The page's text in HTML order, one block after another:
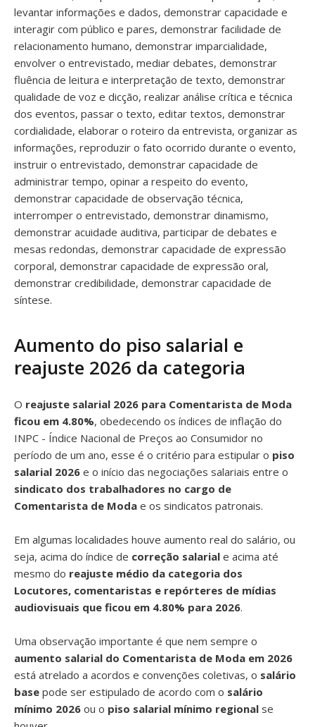
levantar informações e dados, demonstrar capacidade e
interagir com público e pares, demonstrar facilidade de
relacionamento humano, demonstrar imparcialidade,
envolver o entrevistado, mediar debates, demonstrar
fluência de leitura e interpretação de texto, demonstrar
qualidade de voz e dicção, realizar análise crítica e técnica
dos eventos, passar o texto, editar textos, demonstrar
cordialidade, elaborar o roteiro da entrevista, organizar as
informações, reproduzir o fato ocorrido durante o evento,
instruir o entrevistado, demonstrar capacidade de
administrar tempo, opinar a respeito do evento,
demonstrar capacidade de observação técnica,
interromper o entrevistado, demonstrar dinamismo,
demonstrar acuidade auditiva, participar de debates e
mesas redondas, demonstrar capacidade de expressão
corporal, demonstrar capacidade de expressão oral,
demonstrar credibilidade, demonstrar capacidade de
síntese.
Aumento do piso salarial e
reajuste 2026 da categoria
O reajuste salarial 2026 para Comentarista de Moda
ficou em 4.80%, obedecendo os índices de inflação do
INPC - Índice Nacional de Preços ao Consumidor no
período de um ano, esse é o critério para estipular o piso
salarial 2026 e o início das negociações salariais entre o
sindicato dos trabalhadores no cargo de
Comentarista de Moda e os sindicatos patronais.
Em algumas localidades houve aumento real do salário, ou
seja, acima do índice de correção salarial e acima até
mesmo do reajuste médio da categoria dos
Locutores, comentaristas e repórteres de mídias
audiovisuais que ficou em 4.80% para 2026.
Uma observação importante é que nem sempre o
aumento salarial do Comentarista de Moda em 2026
está atrelado a acordos e convenções coletivas, o salário
base pode ser estipulado de acordo com o salário
mínimo 2026 ou o piso salarial mínimo regional se